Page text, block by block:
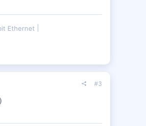
Ethernet
#3